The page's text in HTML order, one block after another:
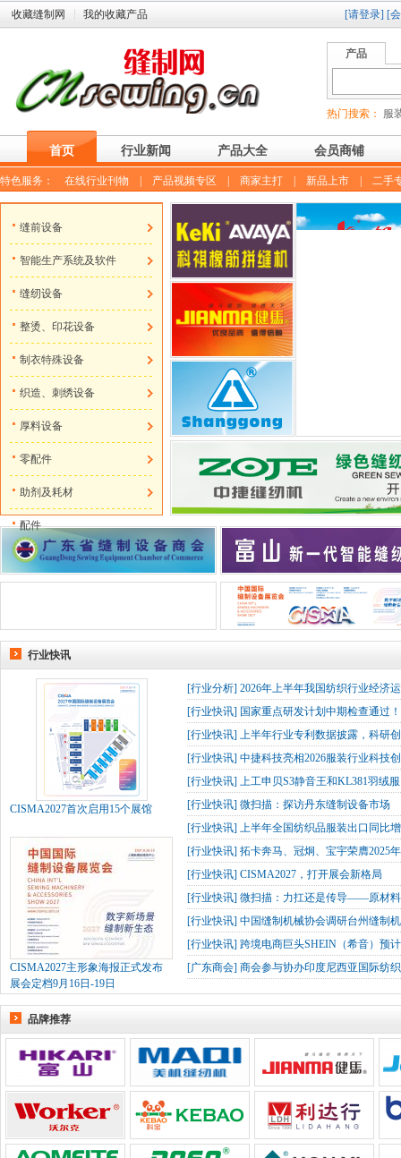
收藏缝制网 我的收藏产品 [请登录] [
产品
热门搜索： 服
首页 行业新闻 产品大全 会员商铺
特色服务： 在线行业刊物 产品视频专区 商家主打 新品上市 二手
缝前设备
智能生产系统及软件
缝纫设备
整烫、印花设备
制衣特殊设备
织造、刺绣设备
厚料设备
零配件
助剂及耗材
配件
行业快讯
CISMA2027首次启用15个展馆
CISMA2027主形象海报正式发布
展会定档9月16日-19日
[行业分析] 2026年上半年我国纺织行业经济
[行业快讯] 国家重点研发计划中期检查通过
[行业快讯] 上半年行业专利数据披露，科研
[行业快讯] 中捷科技亮相2026服装行业科技
[行业快讯] 上工申贝S3静音王和KL381羽绒
[行业快讯] 微扫描：探访丹东缝制设备市场
[行业快讯] 上半年全国纺织品服装出口同比
[行业快讯] 拓卡奔马、冠炯、宝宇荣膺2025
[行业快讯] CISMA2027，打开展会新格局
[行业快讯] 微扫描：力扛还是传导——原材
[行业快讯] 中国缝制机械协会调研台州缝制
[行业快讯] 跨境电商巨头SHEIN（希音）预
[广东商会] 商会参与协办印度尼西亚国际纺
品牌推荐